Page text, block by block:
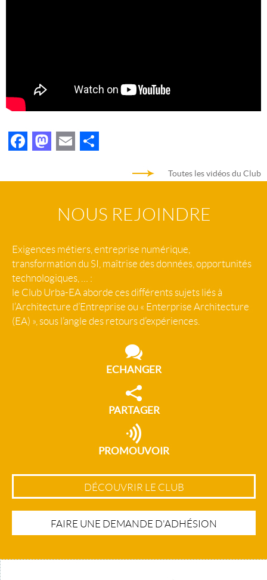
Facebook
Mastodon
Email
Toutes les vidéos du Club
NOUS REJOINDRE
Exigences métiers, entreprise numérique,
transformation du SI, maîtrise des données, opportunités
technologiques, … :
le Club Urba-EA aborde ces différents sujets liés à
l’Architecture d’Entreprise ou « Enterprise Architecture
(EA) », sous l’angle des retours d’expériences.
ECHANGER
PARTAGER
PROMOUVOIR
DÉCOUVRIR LE CLUB
FAIRE UNE DEMANDE D'ADHÉSION